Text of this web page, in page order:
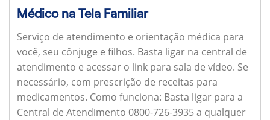
Médico na Tela Familiar
Serviço de atendimento e orientação médica para
você, seu cônjuge e filhos. Basta ligar na central de
atendimento e acessar o link para sala de vídeo. Se
necessário, com prescrição de receitas para
medicamentos. Como funciona: Basta ligar para a
Central de Atendimento 0800-726-3935 a qualquer